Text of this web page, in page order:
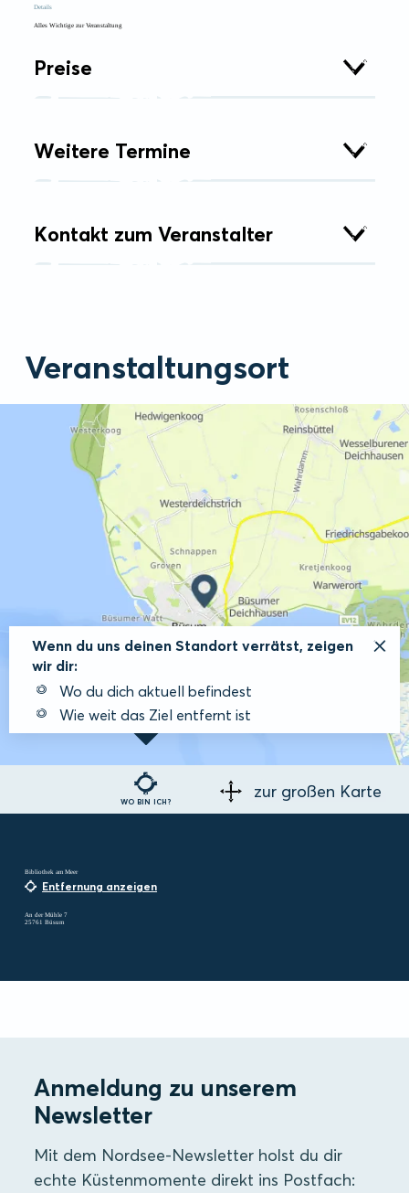
Details
Alles Wichtige zur Veranstaltung
Preise
Weitere Termine
Kontakt zum Veranstalter
Veranstaltungsort
WO BIN ICH?
Wenn du uns deinen Standort verrätst, zeigen
wir dir:
Wo du dich aktuell befindest
Wie weit das Ziel entfernt ist
zur großen Karte
Bibliothek am Meer
Entfernung anzeigen
An der Mühle 7
25761 Büsum
Anmeldung zu unserem
Newsletter
Mit dem Nordsee-Newsletter holst du dir
echte Küstenmomente direkt ins Postfach: